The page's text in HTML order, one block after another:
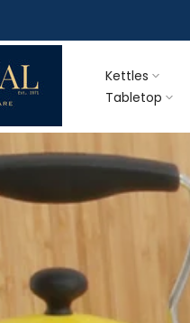
Kettles
Tabletop